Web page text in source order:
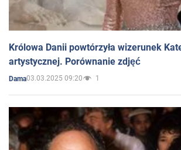
Królowa Danii powtórzyła wizerunek
artystycznej. Porównanie zdjęć
Dama03.03.2025 09:20 1